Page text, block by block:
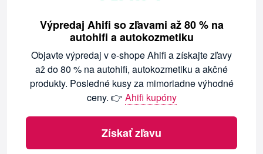
Výpredaj Ahifi so zľavami až 80 % na
autohifi a autokozmetiku
Objavte výpredaj v e-shope Ahifi a získajte zľavy
až do 80 % na autohifi, autokozmetiku a akčné
produkty. Posledné kusy za mimoriadne výhodné
ceny. 👉 Ahifi kupóny
Získať zľavu